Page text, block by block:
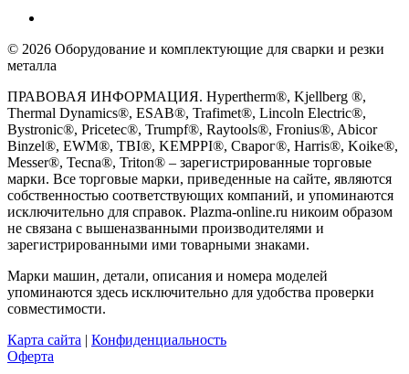
© 2026 Оборудование и комплектующие для сварки и резки
металла
ПРАВОВАЯ ИНФОРМАЦИЯ. Hypertherm®, Kjellberg ®,
Thermal Dynamics®, ESAB®, Trafimet®, Lincoln Electric®,
Bystronic®, Pricetec®, Trumpf®, Raytools®, Fronius®, Abicor
Binzel®, EWM®, TBI®, KEMPPI®, Сварог®, Harris®, Koike®,
Messer®, Tecna®, Triton® – зарегистрированные торговые
марки. Все торговые марки, приведенные на сайте, являются
собственностью соответствующих компаний, и упоминаются
исключительно для справок. Plazma-online.ru никоим образом
не связана с вышеназванными производителями и
зарегистрированными ими товарными знаками.
Марки машин, детали, описания и номера моделей
упоминаются здесь исключительно для удобства проверки
совместимости.
Карта сайта | Конфиденциальность
Оферта